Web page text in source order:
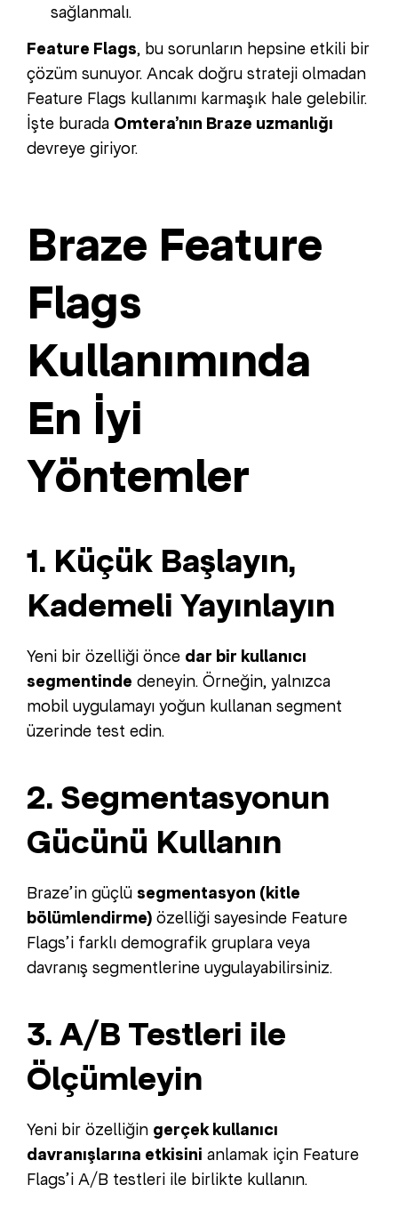
sağlanmalı.
Feature Flags, bu sorunların hepsine etkili bir
çözüm sunuyor. Ancak doğru strateji olmadan
Feature Flags kullanımı karmaşık hale gelebilir.
İşte burada Omtera’nın Braze uzmanlığı
devreye giriyor.
Braze Feature
Flags
Kullanımında
En İyi
Yöntemler
1. Küçük Başlayın,
Kademeli Yayınlayın
Yeni bir özelliği önce dar bir kullanıcı
segmentinde deneyin. Örneğin, yalnızca
mobil uygulamayı yoğun kullanan segment
üzerinde test edin.
2. Segmentasyonun
Gücünü Kullanın
Braze’in güçlü segmentasyon (kitle
bölümlendirme) özelliği sayesinde Feature
Flags’i farklı demografik gruplara veya
davranış segmentlerine uygulayabilirsiniz.
3. A/B Testleri ile
Ölçümleyin
Yeni bir özelliğin gerçek kullanıcı
davranışlarına etkisini anlamak için Feature
Flags’i A/B testleri ile birlikte kullanın.